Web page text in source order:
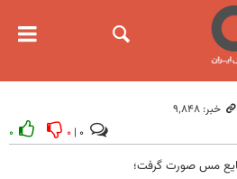
خبر: ۹٬۸۴۸
۰ ۰
مس صورت گرفت؛